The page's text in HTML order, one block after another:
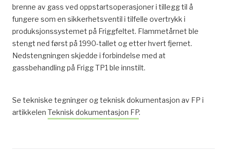
brenne av gass ved oppstartsoperasjoner i tillegg til å
fungere som en sikkerhetsventil i tilfelle overtrykk i
produksjonssystemet på Friggfeltet. Flammetårnet ble
stengt ned først på 1990-tallet og etter hvert fjernet.
Nedstengningen skjedde i forbindelse med at
gassbehandling på Frigg TP1 ble innstilt.
Se tekniske tegninger og teknisk dokumentasjon av FP i
artikkelen Teknisk dokumentasjon FP.